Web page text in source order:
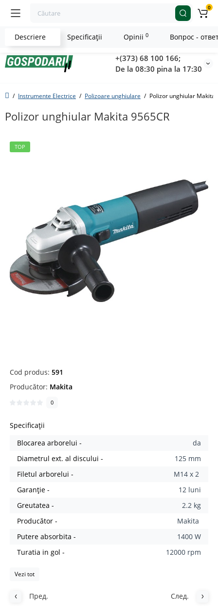
+(373) 68 100 166;
De la 08:30 pina la 17:30
0
Instrumente Electrice Polizoare unghiulare Polizor unghiular Makita
Polizor unghiular Makita 9565CR
TOP
Cod produs: 591
Producător: Makita
0
Specificații
Blocarea arborelui -
da
Diametrul ext. al discului -
125 mm
Filetul arborelui -
M14 x 2
Garanție -
12 luni
Greutatea -
2.2 kg
Producător -
Makita
Putere absorbita -
1400 W
Turatia in gol -
12000 rpm
Vezi tot
Пред. След.
Descriere Specificaţii Opinii 0 Вопрос -